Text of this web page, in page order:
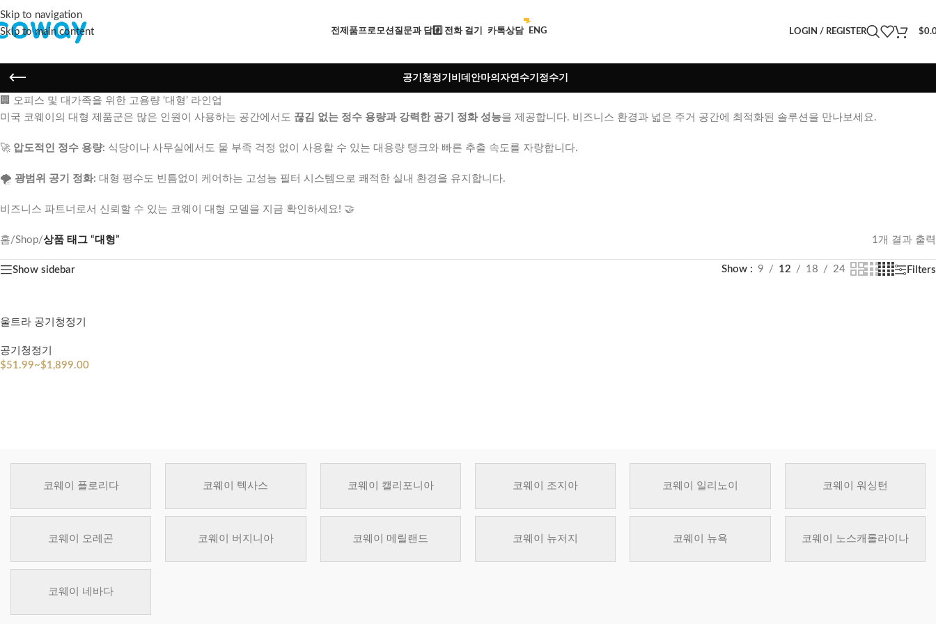
Skip to navigation
Skip to main content
전제품프로모션질문과 답#️⃣ 전화 걸기 카톡상담 ENG LOGIN / REGISTER $
공기청정기 비데 안마의자연수기 정수기
🏢 오피스 및 대가족을 위한 고용량 ‘대형’ 라인업
미국 코웨이의 대형 제품군은 많은 인원이 사용하는 공간에서도 끊김 없는 정수 용량과 강력한 공기 정화 성능을 제공합니다. 비즈니스 환경과 넓은 주거 공간에 최적화된 솔루션을 만나보세요.
🚀 압도적인 정수 용량: 식당이나 사무실에서도 물 부족 걱정 없이 사용할 수 있는 대용량 탱크와 빠른 추출 속도를 자랑합니다.
🌪️ 광범위 공기 정화: 대형 평수도 빈틈없이 케어하는 고성능 필터 시스템으로 쾌적한 실내 환경을 유지합니다.
비즈니스 파트너로서 신뢰할 수 있는 코웨이 대형 모델을 지금 확인하세요! 🤝
홈/Shop/상품 태그 “대형” 1개 결과 출력
Show sidebar Show 9 12 18 24 Filters
울트라 공기청정기
공기청정기
$51.99~$1,899.00
코웨이 플로리다 코웨이 텍사스 코웨이 캘리포니아 코웨이 조지아 코웨이 일리노이 코웨이 워싱턴
코웨이 오레곤 코웨이 버지니아 코웨이 메릴랜드 코웨이 뉴저지 코웨이 뉴욕 코웨이 노스캐롤라이나
코웨이 네바다